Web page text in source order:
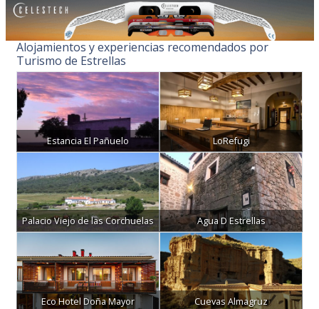
Alojamientos y experiencias recomendados por
Turismo de Estrellas
Estancia El Pañuelo LoRefugi
Palacio Viejo de las Corchuelas Agua D Estrellas
Eco Hotel Doña Mayor Cuevas Almagruz